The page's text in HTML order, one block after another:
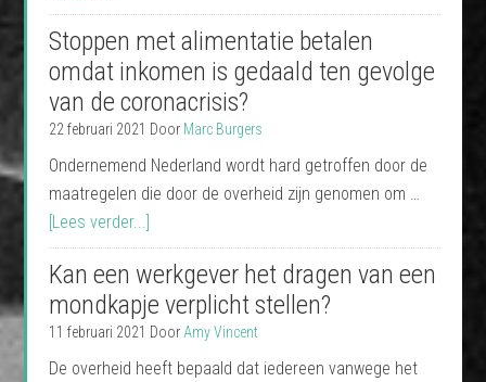
Stoppen met alimentatie betalen
omdat inkomen is gedaald ten gevolge
van de coronacrisis?
22 februari 2021 Door Marc Burgers
Ondernemend Nederland wordt hard getroffen door de
maatregelen die door de overheid zijn genomen om …
[Lees verder...]
Kan een werkgever het dragen van een
mondkapje verplicht stellen?
11 februari 2021 Door Amy Vincent
De overheid heeft bepaald dat iedereen vanwege het